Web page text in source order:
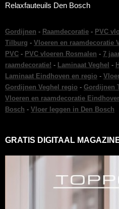
Relaxfauteuils Den Bosch
Gordijnen - Raamdecoratie - PVC
Tilburg - Vloeren en raamdecoratie
PVC - PVC vloeren Rosmalen - 7
raamdecoratie! - Laminaat Veghel -
Laminaat Eindhoven en regio -
Gordijnen Veghel regio - Gordijnen
Vloeren en raamdecoratie
Bosch - Vloer leggen in Den Bosch
GRATIS DIGITAAL